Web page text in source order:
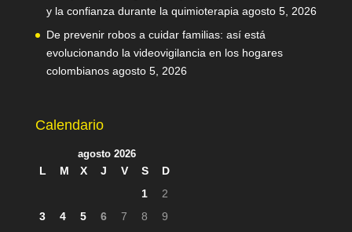
y la confianza durante la quimioterapia agosto 5, 2026
De prevenir robos a cuidar familias: así está
evolucionando la videovigilancia en los hogares
colombianos agosto 5, 2026
Calendario
agosto 2026
L M X J V S
D
1
2
3
4 5 6 7 8
9